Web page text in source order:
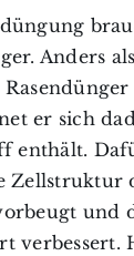
Anders
er sich
enthält.
Zellstruktur
und
verbessert.